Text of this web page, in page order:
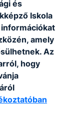
és
Iskola
amely
Az
hogy